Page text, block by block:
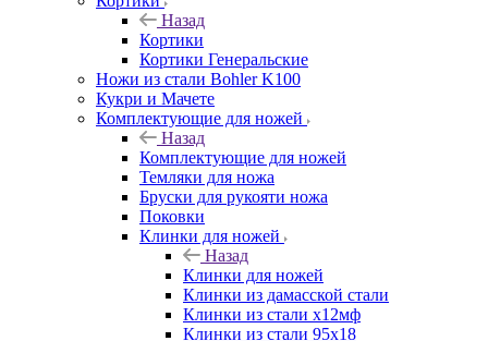
Назад
Кортики
Кортики Генеральские
Ножи из стали Bohler K100
Кукри и Мачете
Комплектующие для ножей
Назад
Комплектующие для ножей
Темляки для ножа
Бруски для рукояти ножа
Поковки
Клинки для ножей
Назад
Клинки для ножей
Клинки из дамасской стали
Клинки из стали х12мф
Клинки из стали 95х18